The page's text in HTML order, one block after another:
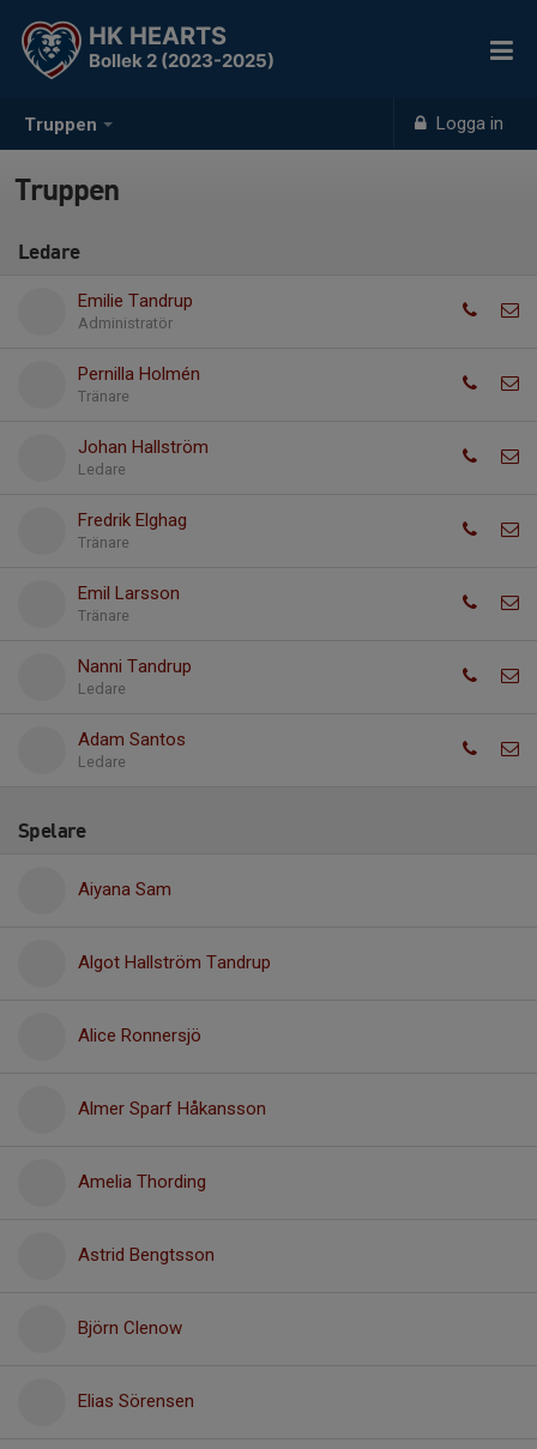
Truppen Logga in
HK HEARTS
Bollek 2 (2023-2025)
Truppen
Ledare
Emilie Tandrup
Administratör
Pernilla Holmén
Tränare
Johan Hallström
Ledare
Fredrik Elghag
Tränare
Emil Larsson
Tränare
Nanni Tandrup
Ledare
Adam Santos
Ledare
Spelare
Aiyana Sam
Algot Hallström Tandrup
Alice Ronnersjö
Almer Sparf Håkansson
Amelia Thording
Astrid Bengtsson
Björn Clenow
Elias Sörensen